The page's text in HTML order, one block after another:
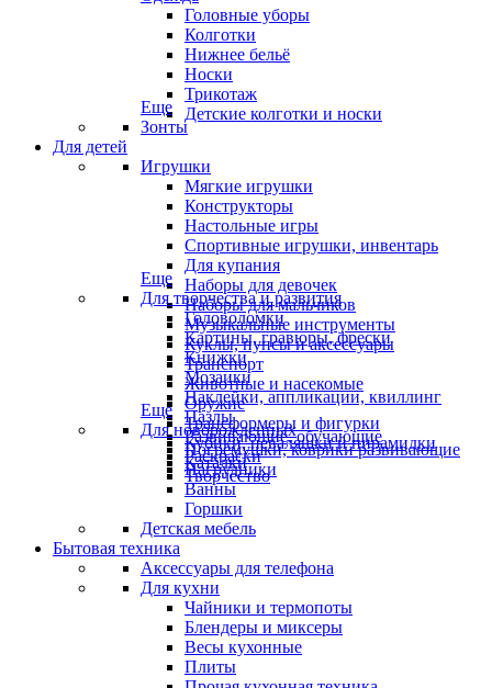
Головные уборы
Колготки
Нижнее бельё
Носки
Трикотаж
Детские колготки и носки
Еще
Зонты
Для детей
Игрушки
Мягкие игрушки
Конструкторы
Настольные игры
Спортивные игрушки, инвентарь
Для купания
Наборы для девочек
Наборы для мальчиков
Музыкальные инструменты
Куклы, пупсы и аксессуары
Транспорт
Животные и насекомые
Оружие
Трансформеры и фигурки
Кубики, неваляшки и пирамидки
Каталки
Еще
Для творчества и развития
Головоломки
Картины, гравюры, фрески
Книжки
Мозаики
Наклейки, аппликации, квиллинг
Пазлы
Развивающие, обучающие
Раскраски
Творчество
Еще
Для новорожденных
Погремушки, коврики развивающие
Нагрудники
Ванны
Горшки
Детская мебель
Бытовая техника
Аксессуары для телефона
Для кухни
Чайники и термопоты
Блендеры и миксеры
Весы кухонные
Плиты